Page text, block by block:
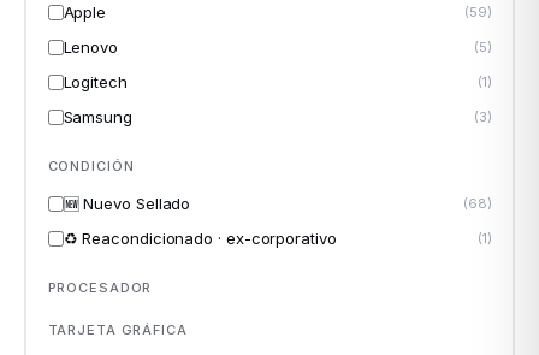
ACER
Apple (59)
Lenovo (5)
Logitech (1)
Samsung (3)
CONDICIÓN
🆕 Nuevo Sellado (68)
♻️ Reacondicionado · ex-corporativo (1)
PROCESADOR
TARJETA GRÁFICA